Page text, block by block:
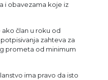
i obavezama koje iz
ako član u roku od
zahteva za
prometa od minimum
ima pravo da isto